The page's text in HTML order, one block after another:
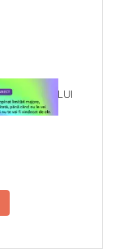
COPILULUI